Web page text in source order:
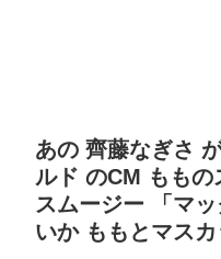
あの 齊藤なぎさ
ルド のCM ももの
スムージー 「マ
いか ももとマス